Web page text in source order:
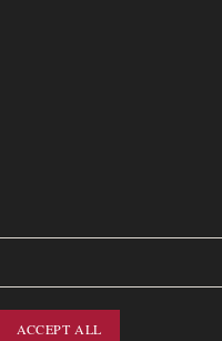
ACCEPT ALL